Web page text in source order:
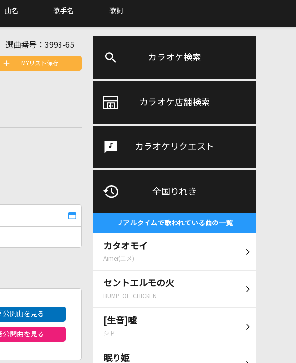
曲名 歌手名 歌詞
カラオケ検索
カラオケ店舗検索
カラオケリクエスト
全国りれき
リアルタイムで歌われている曲の一覧
カタオモイ
Aimer(エメ)
セントエルモの火
BUMP OF CHICKEN
[生音]嘘
シド
眠り姫
選曲番号： 3993-65
MYリスト保存
公開曲を見る
公開曲を見る